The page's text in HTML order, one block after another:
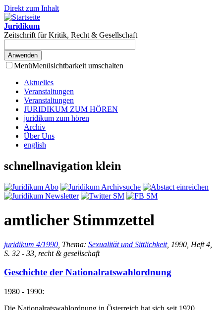
Direkt zum Inhalt
Juridikum
Zeitschrift für Kritik, Recht & Gesellschaft
MenüMenüsichtbarkeit umschalten
Aktuelles
Veranstaltungen
Veranstaltungen
JURIDIKUM ZUM HÖREN
juridikum zum hören
Archiv
Über Uns
english
schnellnavigation klein
amtlicher Stimmzettel
juridikum 4/1990 , Thema: Sexualität und Sittlichkeit, 1990, Heft 4,
S. 32 - 33, recht & gesellschaft
Geschichte der Nationalratswahlordnung
1980 - 1990: